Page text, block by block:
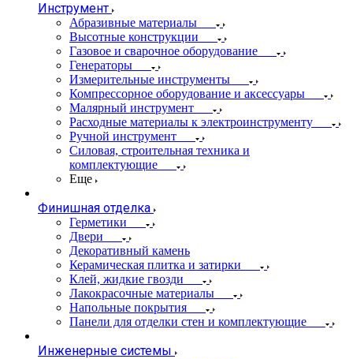
Инструмент
Абразивные материалы
Высотные конструкции
Газовое и сварочное оборудование
Генераторы
Измерительные инструменты
Компрессорное оборудование и аксессуары
Малярный инструмент
Расходные материалы к электроинструменту
Ручной инструмент
Силовая, строительная техника и
комплектующие
Еще
Финишная отделка
Герметики
Двери
Декоративный камень
Керамическая плитка и затирки
Клей, жидкие гвозди
Лакокрасочные материалы
Напольные покрытия
Панели для отделки стен и комплектующие
Инженерные системы